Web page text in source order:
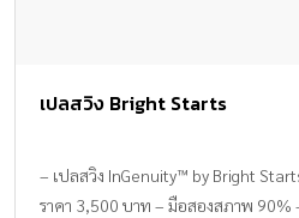
เปลสวิง Bright Starts
– เปลสวิง InGenuity™ by Bright
ราคา 3,500 บาท – มือสองสภาพ 90%